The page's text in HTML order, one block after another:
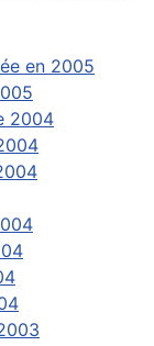
en 2005
2004